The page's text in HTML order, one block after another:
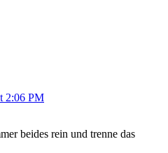
2:06 PM
beides rein und trenne das